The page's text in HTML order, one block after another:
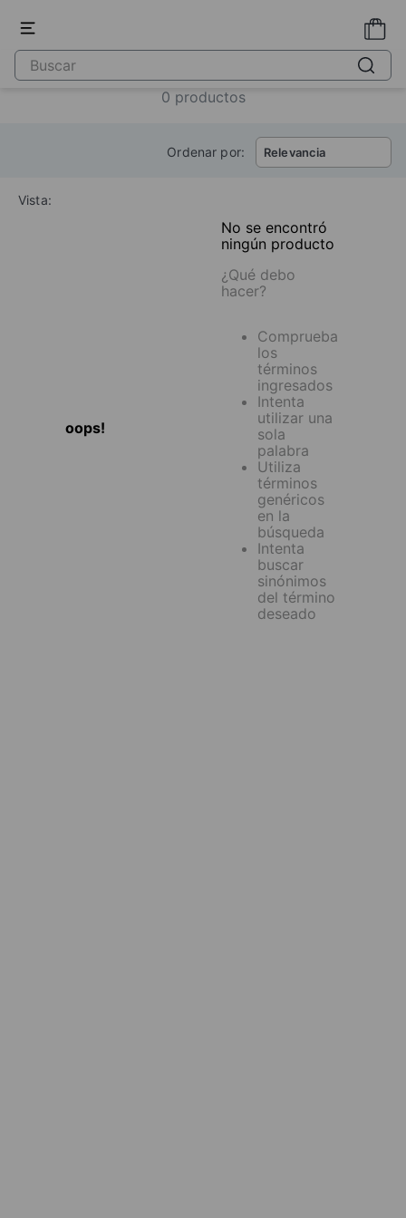
0 productos
Ordenar por: Relevancia
Vista:
oops!
No se encontró
ningún producto
¿Qué debo
hacer?
Comprueba
los
términos
ingresados
Intenta
utilizar una
sola
palabra
Utiliza
términos
genéricos
en la
búsqueda
Intenta
buscar
sinónimos
del término
deseado